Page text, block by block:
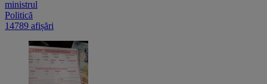
ministrul
Politică
14789 afișări